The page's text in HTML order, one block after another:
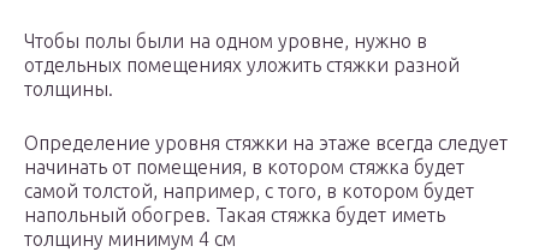
Чтобы полы были на одном уровне, нужно в
отдельных помещениях уложить стяжки разной
толщины.
Определение уровня стяжки на этаже всегда следует
начинать от помещения, в котором стяжка будет
самой толстой, например, с того, в котором будет
напольный обогрев. Такая стяжка будет иметь
толщину минимум 4 см